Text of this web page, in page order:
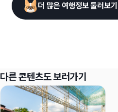
더 많은 여행정보 둘러보
다른 콘텐츠도 보러가기